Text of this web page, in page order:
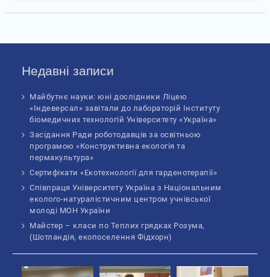
Недавні записи
Майбутнє науки: юні дослідники Ліцею
«Індеверсал» завітали до лабораторій Інституту
біомедичних технологій Університету «Україна»
Засідання Ради роботодавців за освітньою
програмою «Конструктивна екологія та
пермакультура»
Сертифікати «Екотехнології для гарденотерапії»
Співпраця Університету Україна з Національним
еколого-натуралістичним центром учнівської
молоді МОН України
Майстер – класи по Теплих грядках Розума,
(Шотландія, екопоселення Фідхорн)